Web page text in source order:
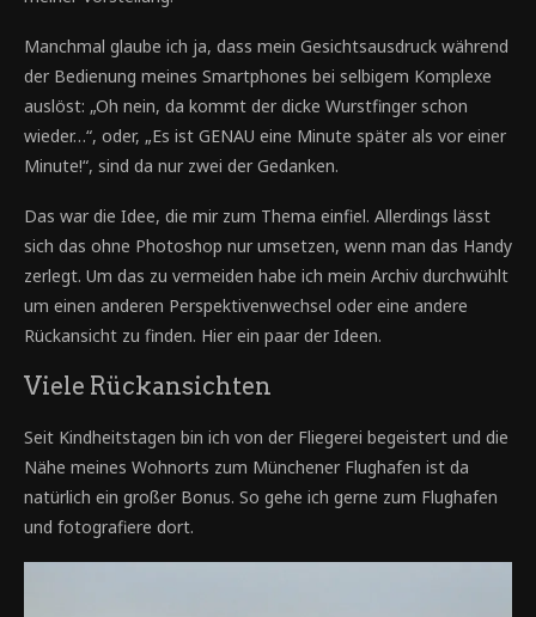
Manchmal glaube ich ja, dass mein Gesichtsausdruck während
der Bedienung meines Smartphones bei selbigem Komplexe
auslöst: „Oh nein, da kommt der dicke Wurstfinger schon
wieder…“, oder, „Es ist GENAU eine Minute später als vor einer
Minute!“, sind da nur zwei der Gedanken.
Das war die Idee, die mir zum Thema einfiel. Allerdings lässt
sich das ohne Photoshop nur umsetzen, wenn man das Handy
zerlegt. Um das zu vermeiden habe ich mein Archiv durchwühlt
um einen anderen Perspektivenwechsel oder eine andere
Rückansicht zu finden. Hier ein paar der Ideen.
Viele Rückansichten
Seit Kindheitstagen bin ich von der Fliegerei begeistert und die
Nähe meines Wohnorts zum Münchener Flughafen ist da
natürlich ein großer Bonus. So gehe ich gerne zum Flughafen
und fotografiere dort.